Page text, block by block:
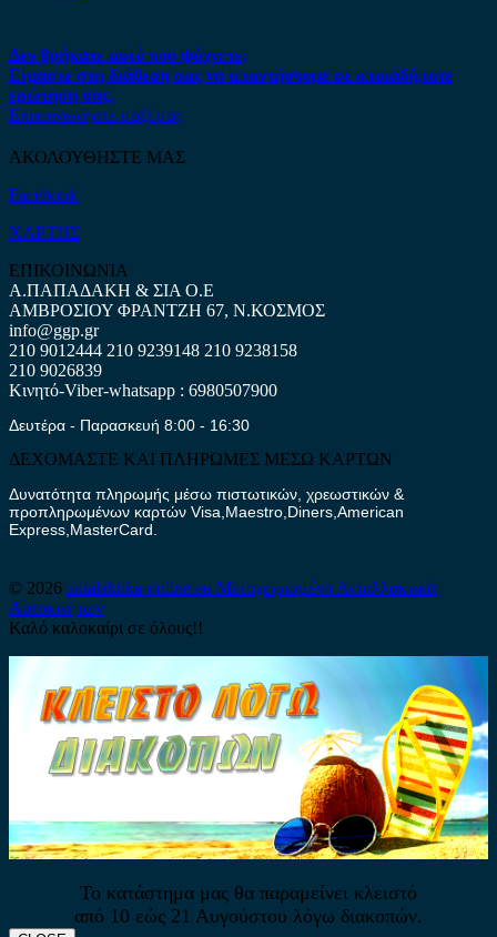
Δεν βρήκατε αυτό που ψάχνετε;
Είμαστε στη διάθεση σας να απαντήσουμε σε οποιαδήποτε
ερώτηση σας.
Επικοινωνήστε μαζί μας
ΑΚΟΛΟΥΘΗΣΤΕ ΜΑΣ
Facebook
ΧΑΡΤΗΣ
ΕΠΙΚΟΙΝΩΝΙΑ
Α.ΠΑΠΑΔΑΚΗ & ΣΙΑ Ο.Ε
ΑΜΒΡΟΣΙΟΥ ΦΡΑΝΤΖΗ 67, Ν.ΚΟΣΜΟΣ
info@ggp.gr
210 9012444 210 9239148 210 9238158
210 9026839
Κινητό-Viber-whatsapp : 6980507900
Δευτέρα - Παρασκευή 8:00 - 16:30
ΔΕΧΟΜΑΣΤΕ ΚΑΙ ΠΛΗΡΩΜΕΣ ΜΕΣΩ ΚΑΡΤΩΝ
Δυνατότητα πληρωμής μέσω πιστωτικών, χρεωστικών &
προπληρωμένων καρτών Visa,Maestro,Diners,American
Express,MasterCard.
© 2026 antalaktika-online.eu Μεταχειρισμένα Ανταλλακτικά
Αυτοκινήτων
Καλό καλοκαίρι σε όλους!!
Το κατάστημα μας θα παραμείνει κλειστό
από 10 εώς 21 Αυγούστου λόγω διακοπών.